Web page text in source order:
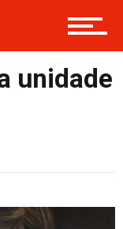
unidade